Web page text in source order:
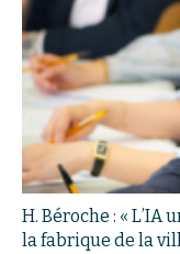
H. Béroche : «
la fabrique de la